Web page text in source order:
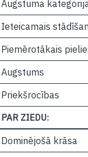
Augstuma
Ieteicamais
Piemērotākais
Augstums
Priekšrocības
PAR ZIEDU:
Dominējošā krāsa